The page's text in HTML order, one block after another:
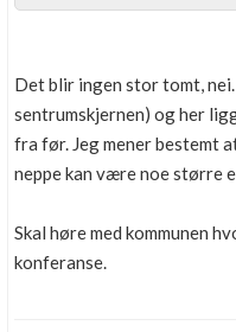
Det blir ingen stor tomt,
sentrumskjernen) og her
fra før. Jeg mener bestemt
neppe kan være noe større
Skal høre med kommunen
konferanse.